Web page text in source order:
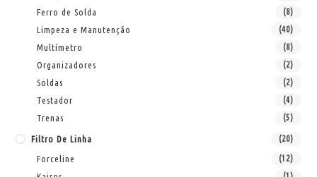
Ferro de Solda (8)
Limpeza e Manutenção (40)
Multímetro (8)
Organizadores (2)
Soldas (2)
Testador (4)
Trenas (5)
Filtro De Linha (20)
Forceline (12)